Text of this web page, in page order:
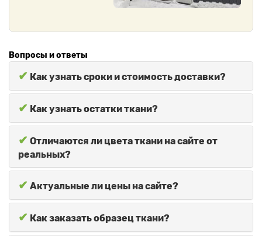
Вопросы и ответы
✔ Как узнать сроки и стоимость доставки?
✔ Как узнать остатки ткани?
✔ Отличаются ли цвета ткани на сайте от
реальных?
✔ Актуальные ли цены на сайте?
✔ Как заказать образец ткани?